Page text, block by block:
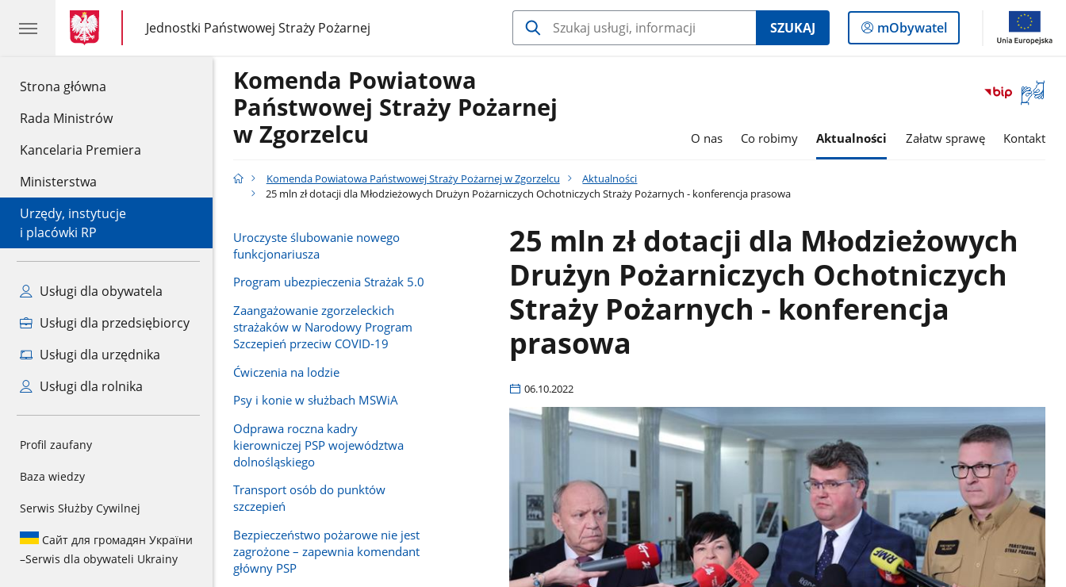
Strona główna
Rada Ministrów
Kancelaria Premiera
Ministerstwa
Urzędy, instytucje
i placówki RP
Usługi dla obywatela
Usługi dla przedsiębiorcy
Usługi dla urzędnika
Usługi dla rolnika
Profil zaufany
Baza wiedzy
Serwis Służby Cywilnej
Сайт для громадян України
–Serwis dla obywateli Ukrainy
gov.pl
gov.pl
Jednostki Państwowej Straży Pożarnej
gov.pl
Jednostki
Państwowej
SZUKAJ
Logowanie
do
mObywatel
Otwórz
okno
Komenda Powiatowa
Państwowej Straży Pożarnej
w Zgorzelcu
O nas Co robimy Aktualności Załatw sprawę Kontakt
Komenda Powiatowa Państwowej Straży Pożarnej w Zgorzelcu
Aktualności
25 mln zł dotacji dla Młodzieżowych Drużyn Pożarniczych Ochotniczych Straży Pożarnych - konferencja prasowa
Uroczyste ślubowanie nowego
funkcjonariusza
Program ubezpieczenia Strażak 5.0
Zaangażowanie zgorzeleckich
strażaków w Narodowy Program
Szczepień przeciw COVID-19
Ćwiczenia na lodzie
Psy i konie w służbach MSWiA
Odprawa roczna kadry
kierowniczej PSP województwa
dolnośląskiego
Transport osób do punktów
szczepień
Bezpieczeństwo pożarowe nie jest
zagrożone – zapewnia komendant
główny PSP
25 mln zł dotacji dla Młodzieżowych
Drużyn Pożarniczych Ochotniczych
Straży Pożarnych - konferencja
prasowa
06.10.2022